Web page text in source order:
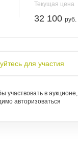
Текущая цена
32 100
для участия
участвовать в аукционе,
авторизоваться